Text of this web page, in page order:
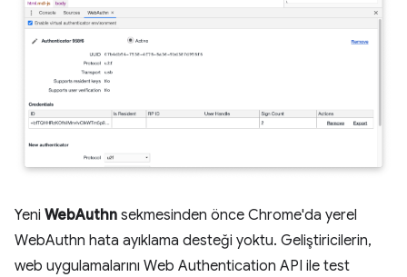
Yeni WebAuthn sekmesinden önce Chrome'da yerel
WebAuthn hata ayıklama desteği yoktu. Geliştiricilerin,
web uygulamalarını Web Authentication API ile test